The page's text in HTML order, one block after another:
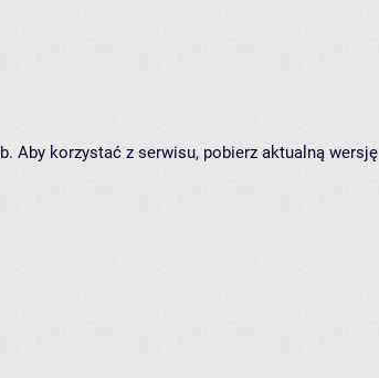
Aby korzystać z serwisu, pobierz aktualną wersję